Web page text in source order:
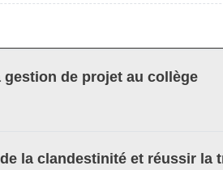
de projet au collège
la clandestinité et réussir la